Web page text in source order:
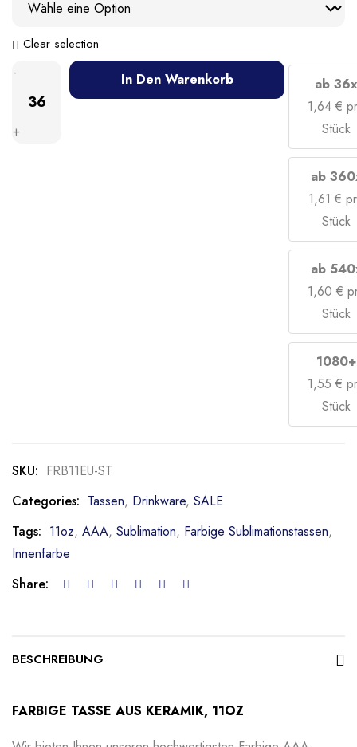
Clear selection
-
+
In Den Warenkorb
ab 36x
1,64 €
Stück
ab
1,61 €
Stück
ab
1,60 €
Stück
1080+
1,55 €
Stück
SKU: FRB11EU-ST
Categories: Tassen, Drinkware, SALE
Tags: 11oz, AAA, Sublimation, Farbige Sublimationstassen,
Innenfarbe
Share:
BESCHREIBUNG
FARBIGE TASSE AUS KERAMIK, 11OZ